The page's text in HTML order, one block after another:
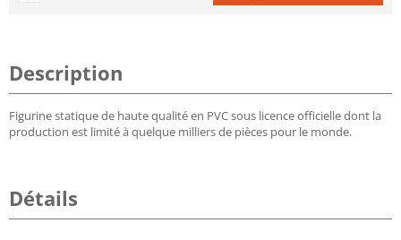
Description
Figurine statique de haute qualité en PVC sous licence officielle dont la
production est limité à quelque milliers de pièces pour le monde.
Détails